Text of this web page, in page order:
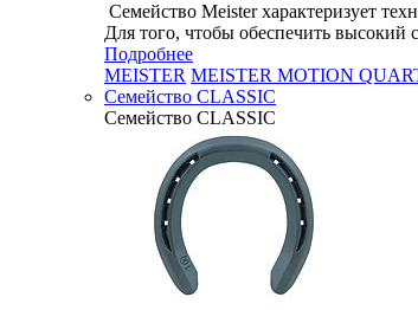
Семейство Meister характеризует
Для того, чтобы обеспечить высокий
Подробнее
MEISTER MEISTER MOTION
Семейство CLASSIC
Семейство CLASSIC